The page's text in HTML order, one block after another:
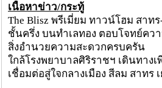
เนื้อหาข่าว/กระทู้
The Blisz พรีเมี่ยม ทาวน์โฮม สาท
ชั้นครึ่ง บนทำเลทอง ตอบโจทย์คว
สิ่งอำนวยความสะดวกครบครัน
ใกล้โรงพยาบาลศิริราชฯ เดินทาง
เชื่อมต่อสู่ใจกลางเมือง สีลม สาทร